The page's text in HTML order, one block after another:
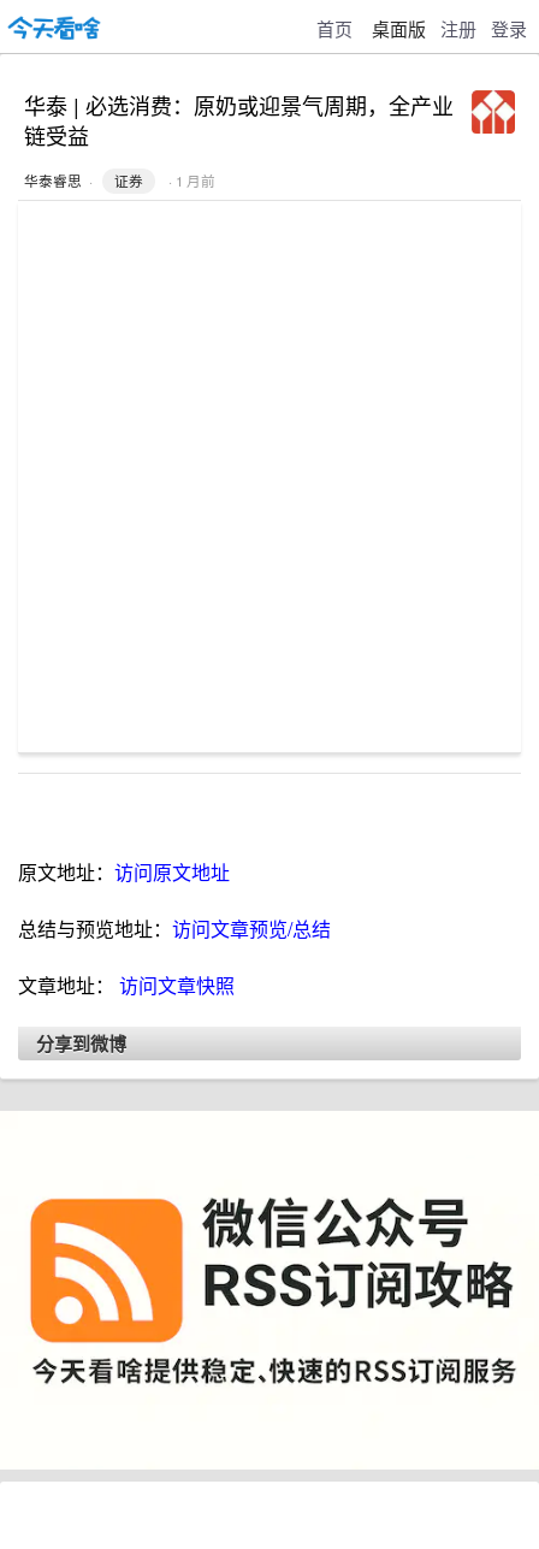
首页 桌面版 注册 登录
华泰 | 必选消费：原奶或迎景气周期，全产业
链受益
华泰睿思 · 证券 · 1 月前
原文地址： 访问原文地址
总结与预览地址： 访问文章预览/总结
文章地址： 访问文章快照
分享到微博